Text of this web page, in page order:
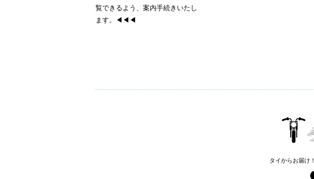
覧できるよう、案内手続きいたし
ます。◀◀◀
タイからお届け！